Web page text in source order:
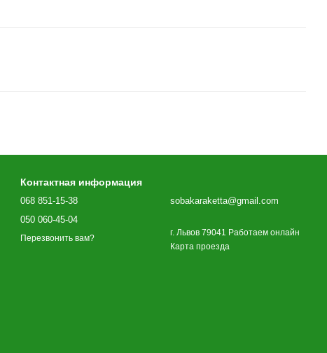
Контактная информация
068 851-15-38
050 060-45-04
Перезвонить вам?
sobakaraketta@gmail.com
г. Львов 79041 Работаем онлайн
Карта проезда